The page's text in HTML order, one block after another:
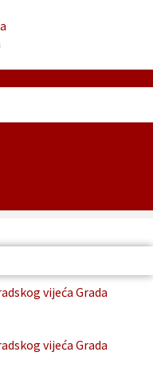
vijeća Grada
vijeća Grada